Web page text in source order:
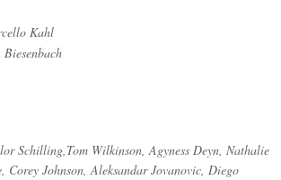
Kahl
Schilling,Tom Wilkinson, Agyness Deyn, Nathalie
Corey Johnson, Aleksandar Jovanovic, Diego